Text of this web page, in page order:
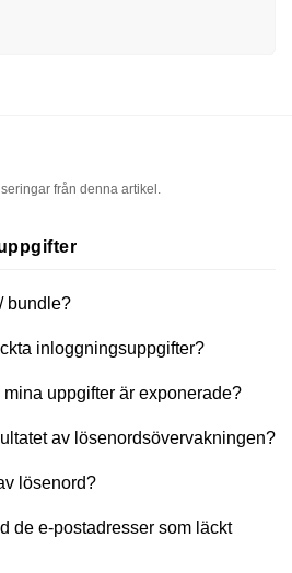
från denna artikel.
bundle?
inloggningsuppgifter?
uppgifter är exponerade?
av lösenordsövervakningen?
lösenord?
de e-postadresser som läckt